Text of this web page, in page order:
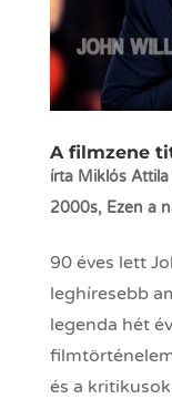
A filmzene
írta Miklós Attila|
2000s, Ezen a
90 éves lett
leghíresebb
legenda hét
és a